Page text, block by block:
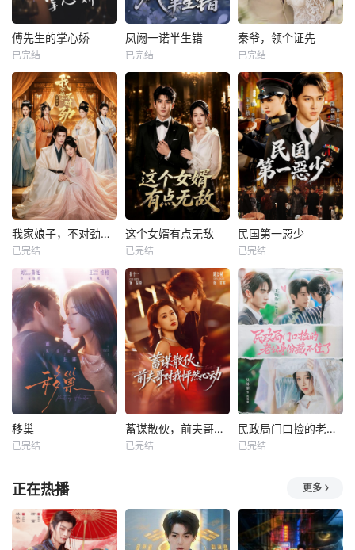
傅先生的掌心娇
已完结
凤阙一诺半生错
已完结
秦爷，领个证先
已完结
我家娘子，不对劲第四季
已完结
这个女婿有点无敌
已完结
民国第一惡少
已完结
移巢
已完结
蓄谋散伙，前夫哥对我怦然心动
已完结
民政局门口捡的老公身份藏不住了
已完结
正在热播 更多